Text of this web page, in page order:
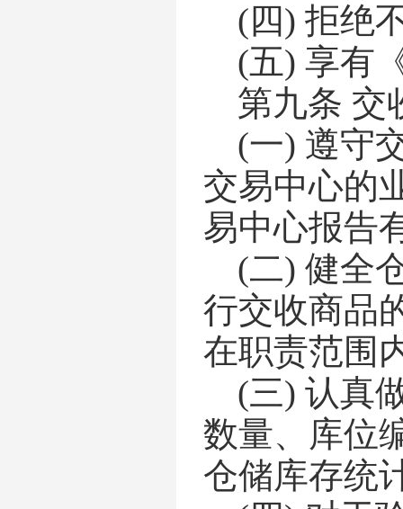
(四) 拒绝
(五) 享有
第九条 交
(一) 遵守
交易中心的
易中心报告
(二) 健全
行交收商品
在职责范围
(三) 认真
数量、库位
仓储库存统